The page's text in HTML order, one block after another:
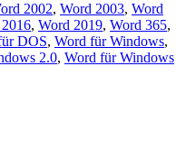
2002, Word 2003, Word
, Word 2019, Word 365,
DOS, Word für Windows,
2.0, Word für Windows